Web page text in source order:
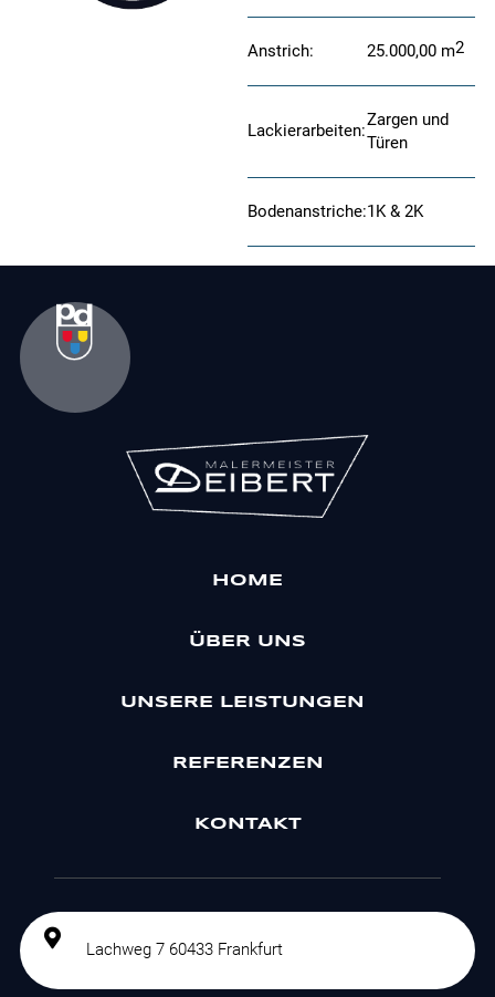
Anstrich: 25.000,00 m2
Lackierarbeiten:
Zargen und
Türen
Bodenanstriche:1K & 2K
HOME
ÜBER UNS
UNSERE LEISTUNGEN
REFERENZEN
KONTAKT
Lachweg 7 60433 Frankfurt